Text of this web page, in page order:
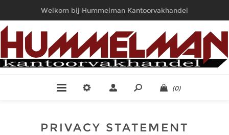
Welkom bij Hummelman Kantoorvakhandel
(0)
PRIVACY STATEMENT